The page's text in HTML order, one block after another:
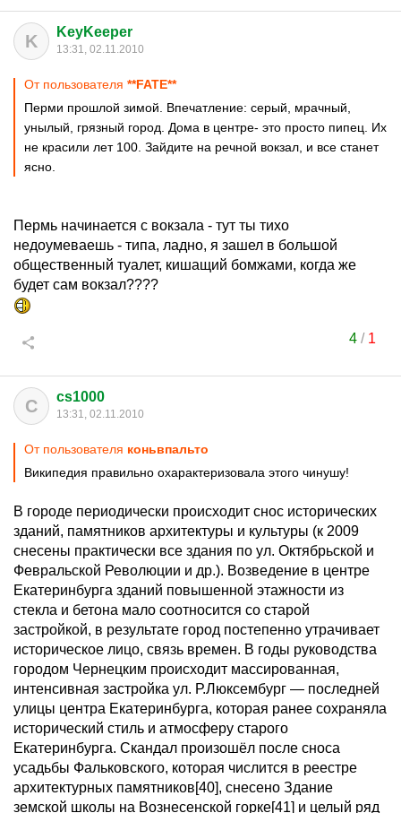
K KeyKeeper
13:31, 02.11.2010
От пользователя **FATE**
Перми прошлой зимой. Впечатление: серый, мрачный,
унылый, грязный город. Дома в центре- это просто пипец. Их
не красили лет 100. Зайдите на речной вокзал, и все станет
ясно.
Пермь начинается с вокзала - тут ты тихо
недоумеваешь - типа, ладно, я зашел в большой
общественный туалет, кишащий бомжами, когда же
будет сам вокзал????
4/ 1
C cs1000
13:31, 02.11.2010
От пользователя коньвпальто
Википедия правильно охарактеризовала этого чинушу!
В городе периодически происходит снос исторических
зданий, памятников архитектуры и культуры (к 2009
снесены практически все здания по ул. Октябрьской и
Февральской Революции и др.). Возведение в центре
Екатеринбурга зданий повышенной этажности из
стекла и бетона мало соотносится со старой
застройкой, в результате город постепенно утрачивает
историческое лицо, связь времен. В годы руководства
городом Чернецким происходит массированная,
интенсивная застройка ул. Р.Люксембург — последней
улицы центра Екатеринбурга, которая ранее сохраняла
исторический стиль и атмосферу старого
Екатеринбурга. Скандал произошёл после сноса
усадьбы Фальковского, которая числится в реестре
архитектурных памятников[40], снесено Здание
земской школы на Вознесенской горке[41] и целый ряд